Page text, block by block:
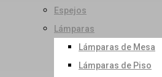
Espejos
Lámparas
Lámparas de Mesa
Lámparas de Piso